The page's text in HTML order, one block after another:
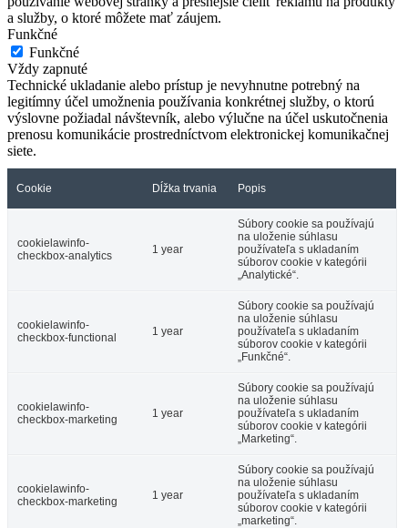
a služby, o ktoré môžete mať záujem.
Funkčné
Funkčné
Vždy zapnuté
Technické ukladanie alebo prístup je nevyhnutne potrebný na
legitímny účel umožnenia používania konkrétnej služby, o ktorú
výslovne požiadal návštevník, alebo výlučne na účel uskutočnenia
prenosu komunikácie prostredníctvom elektronickej komunikačnej
siete.
Cookie Dĺžka trvania Popis
cookielawinfo-
checkbox-analytics
1 year
Súbory cookie sa používajú
na uloženie súhlasu
používateľa s ukladaním
súborov cookie v kategórii
„Analytické“.
cookielawinfo-
checkbox-functional
1 year
Súbory cookie sa používajú
na uloženie súhlasu
používateľa s ukladaním
súborov cookie v kategórii
„Funkčné“.
cookielawinfo-
checkbox-marketing
1 year
Súbory cookie sa používajú
na uloženie súhlasu
používateľa s ukladaním
súborov cookie v kategórii
„Marketing“.
cookielawinfo-
checkbox-marketing
1 year
Súbory cookie sa používajú
na uloženie súhlasu
používateľa s ukladaním
súborov cookie v kategórii
„marketing“.